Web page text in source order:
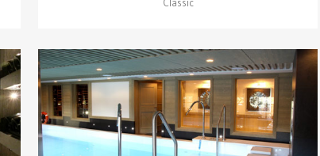
DETAILS ZIEN